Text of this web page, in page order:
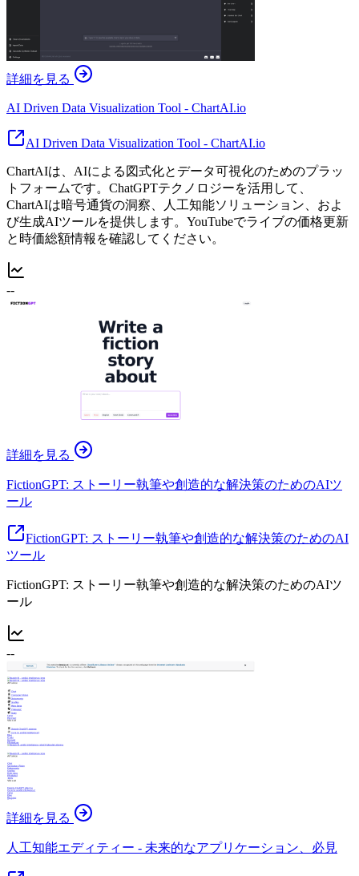
詳細を見る
AI Driven Data Visualization Tool - ChartAI.io
AI Driven Data Visualization Tool - ChartAI.io
ChartAIは、AIによる図式化とデータ可視化のためのプラッ
トフォームです。ChatGPTテクノロジーを活用して、
ChartAIは暗号通貨の洞察、人工知能ソリューション、およ
び生成AIツールを提供します。YouTubeでライブの価格更新
と時価総額情報を確認してください。
--
詳細を見る
FictionGPT: ストーリー執筆や創造的な解決策のためのAIツ
ール
FictionGPT: ストーリー執筆や創造的な解決策のためのAI
ツール
FictionGPT: ストーリー執筆や創造的な解決策のためのAIツ
ール
--
詳細を見る
人工知能エディティー - 未来的なアプリケーション、必見